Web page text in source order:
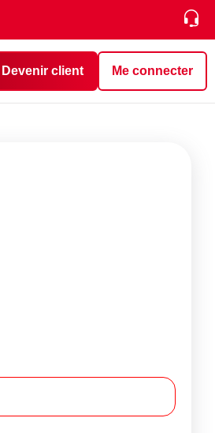
Devenir client Me connecter